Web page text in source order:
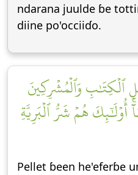
ndarana juulde ɓe
diine po'occiiɗo.
ٱلۡكِتَٰبِ وَٱلۡمُشۡرِكِينَ
أُوْلَٰٓئِكَ هُمۡ شَرُّ ٱلۡبَرِيَّةِ
Pellet ɓeen he'eferɓe